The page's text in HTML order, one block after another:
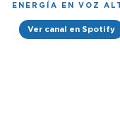
ENERGÍA EN VOZ
Ver canal en Spotify
Design by